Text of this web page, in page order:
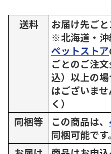
送料
お届け先ごと
※北海道・沖
ペットストア
ごとのご注
込）以上の
はございま
く）
同梱等
この商品は、
同梱可能です。